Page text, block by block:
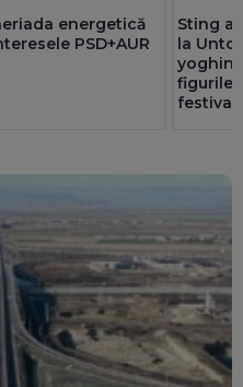
energetică
PSD+AUR
Sting a
la
yoghin
figurile